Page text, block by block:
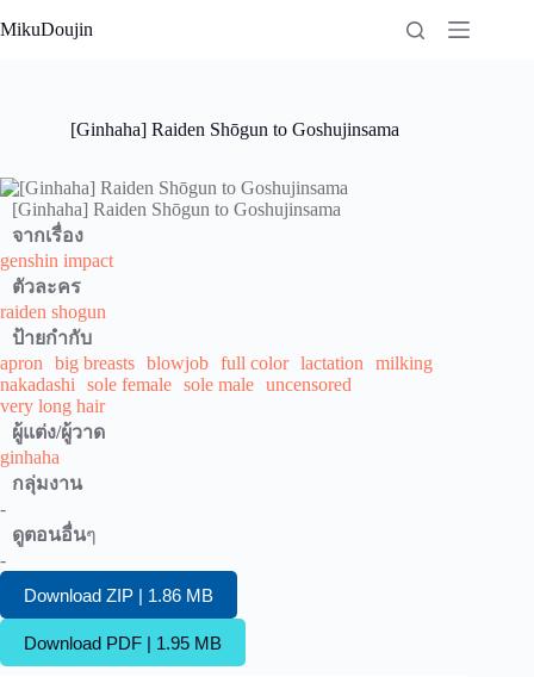
to
MikuDoujin
[Ginhaha] Raiden Shōgun to Goshujinsama
[Ginhaha] Raiden Shōgun to Goshujinsama
จากเรื่อง
genshin impact
ตัวละคร
raiden shogun
ป้ายกำกับ
apron
big breasts blowjob full color lactation
milking
nakadashi
sole female sole male uncensored
very long hair
ผู้แต่ง/ผู้วาด
ginhaha
กลุ่มงาน
-
ดูตอนอื่นๆ
-
Download ZIP | 1.86 MB
Download PDF | 1.95 MB